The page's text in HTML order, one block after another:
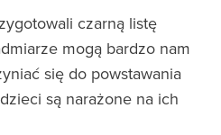
czarną listę
mogą bardzo nam
się do powstawania
są narażone na ich